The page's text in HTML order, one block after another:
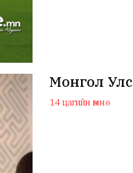
Монгол Улс
14 цагийн өмнө